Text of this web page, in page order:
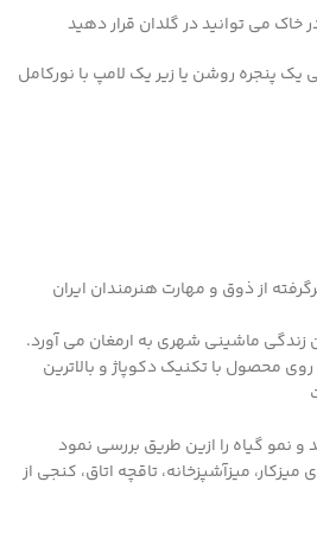
خاک می توانید در گلدان قرار دهید
پنجره روشن یا زیر یک لامپ با نورکامل
از ذوق و مهارت هنرمندان ایران
ماشینی شهری به ارمغان می آورد.
محصول با تکنیک دکوپاژ و بالاترین
نمو گیاه را ازین طریق بررسی نمود
میزآشپزخانه، تاقچه اتاق، کنجی از